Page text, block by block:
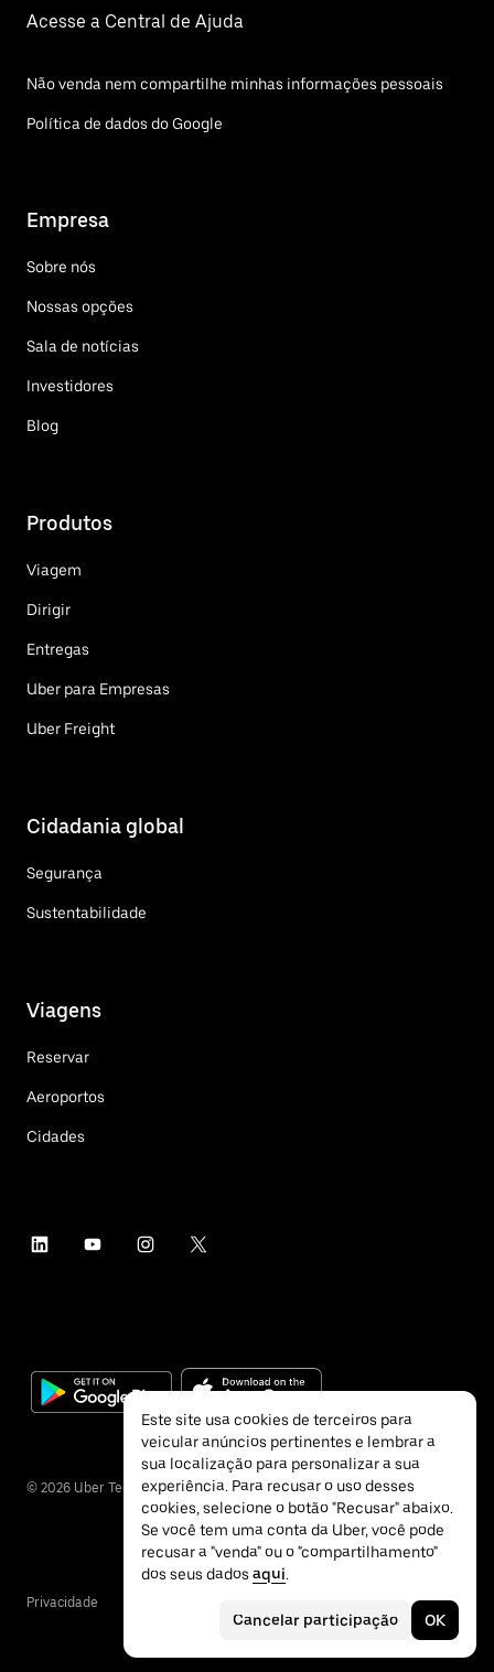
Acesse a Central de Ajuda
Não venda nem compartilhe minhas informações pessoais
Política de dados do Google
Empresa
Sobre nós
Nossas opções
Sala de notícias
Investidores
Blog
Produtos
Viagem
Dirigir
Entregas
Uber para Empresas
Uber Freight
Cidadania global
Segurança
Sustentabilidade
Viagens
Reservar
Aeroportos
Cidades
© 2026 Uber Technologies Inc.
Privacidade
Este site usa cookies de terceiros para
veicular anúncios pertinentes e lembrar a
sua localização para personalizar a sua
experiência. Para recusar o uso desses
cookies, selecione o botão "Recusar" abaixo.
Se você tem uma conta da Uber, você pode
recusar a "venda" ou o "compartilhamento"
dos seus dados aqui.
Cancelar participação OK